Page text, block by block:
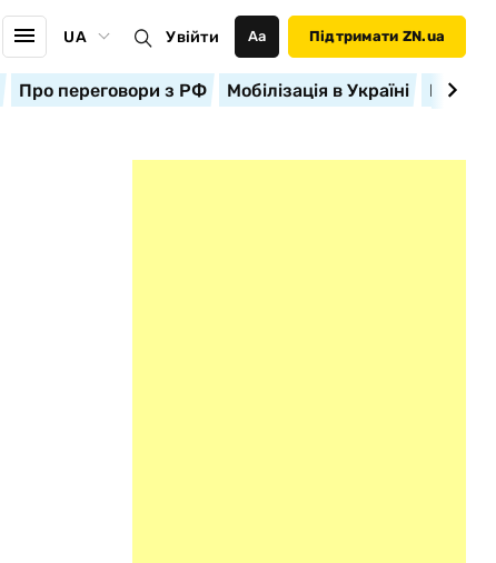
UA Увійти Аа Підтримати ZN.ua
Про переговори з РФ Мобілізація в Україні